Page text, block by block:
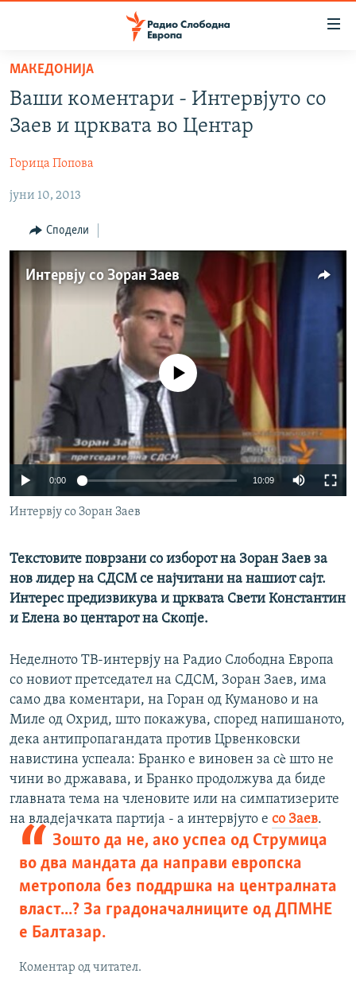
Оди
содржината
Оди
главната
Премини
ВЕСТИ
ШТО ТРЕБА ДА ЗНАЕТЕ
ПРИЈАВИ СЕ ЗА ЊУЗЛЕТЕР
ПОДКАСТ ЗОШТО?
РСЕ веб страници
МАКЕДОНИЈА
Ваши коментари - Интервјуто со
Заев и црквата во Центар
Горица Попова
јуни 10, 2013
Сподели
Интервју со Зоран Заев
No media source currently available
0:00 10:09
Интервју со Зоран Заев
Текстовите поврзани со изборот на Зоран Заев за
нов лидер на СДСМ се најчитани на нашиот сајт.
Интерес предизвикува и црквата Свети Константин
и Елена во центарот на Скопје.
Неделното ТВ-интервју на Радио Слободна Европа
со новиот претседател на СДСМ, Зоран Заев, има
само два коментари, на Горан од Куманово и на
Миле од Охрид, што покажува, според напишаното,
дека антипропагандата против Црвенковски
навистина успеала: Бранко е виновен за сè што не
чини во државава, и Бранко продолжува да биде
главната тема на членовите или на симпатизерите
на владејачката партија - а интервјуто е со Заев.
Зошто да не, ако успеа од Струмица
во два мандата да направи европска
метропола без поддршка на централната
власт...? За градоначалниците од ДПМНЕ
е Балтазар.
Коментар од читател.